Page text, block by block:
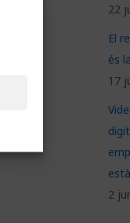
22
El
és
17
2